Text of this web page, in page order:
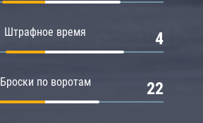
Штрафное время 4
Броски по воротам 22